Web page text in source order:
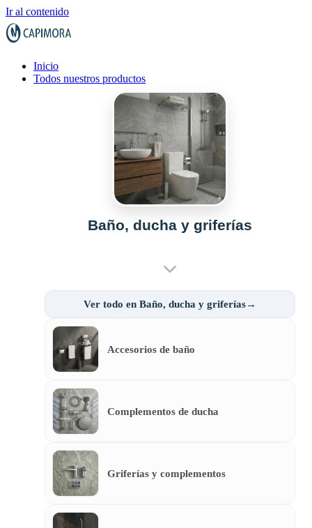
Ir al contenido
Inicio
Todos nuestros productos
Baño, ducha y griferías
Ver todo en Baño, ducha y griferías→
Accesorios de baño
Complementos de ducha
Griferías y complementos